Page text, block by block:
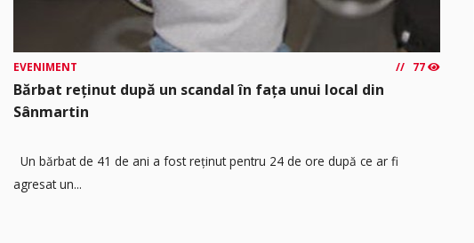
EVENIMENT 77
Bărbat reținut după un scandal în fața unui local din
Sânmartin
Un bărbat de 41 de ani a fost reținut pentru 24 de ore după ce ar fi
agresat un...